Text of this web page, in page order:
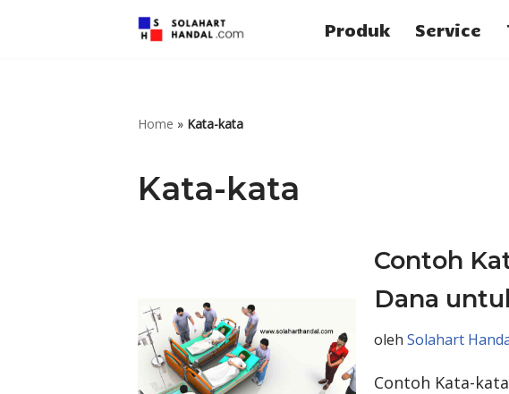
Produk Service
Home » Kata-kata
Kata-kata
Contoh
Dana
oleh Solahart
Contoh Kata-